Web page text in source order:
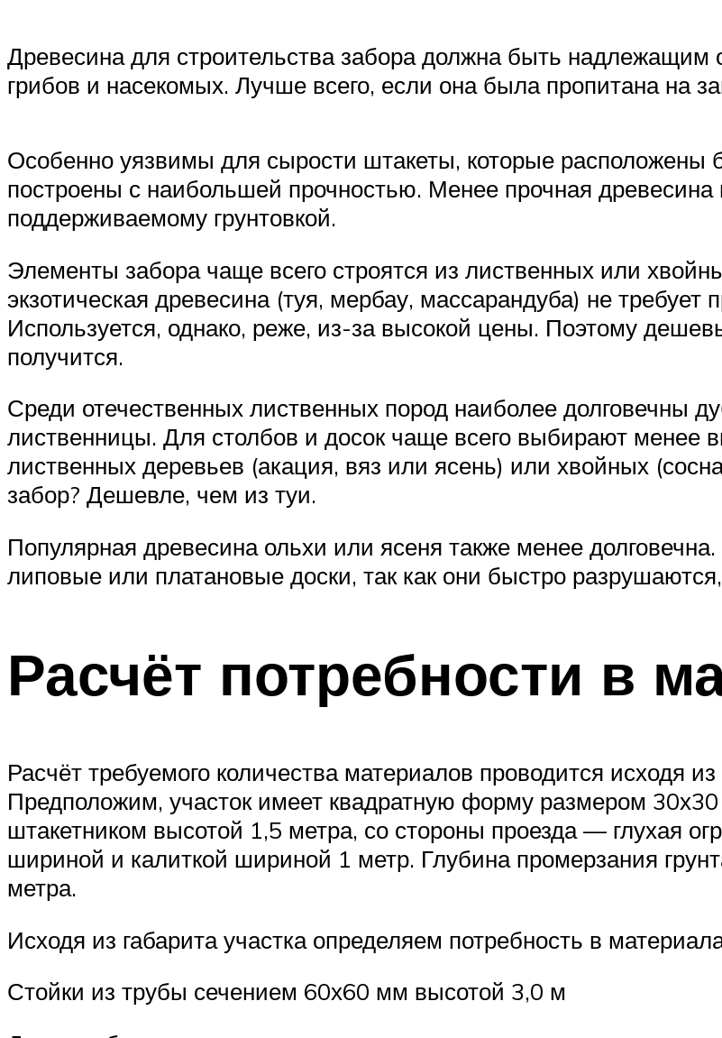
Древесина для строительства забора должна быть
грибов и насекомых. Лучше всего, если она была пропитана на
Особенно уязвимы для сырости штакеты, которые расположены
построены с наибольшей прочностью. Менее прочная
поддерживаемому грунтовкой.
Элементы забора чаще всего строятся из лиственных или
экзотическая древесина (туя, мербау, массарандуба) не
Используется, однако, реже, из-за высокой цены. Поэтому
получится.
Среди отечественных лиственных пород наиболее долговечны
лиственницы. Для столбов и досок чаще всего выбирают менее
лиственных деревьев (акация, вяз или ясень) или хвойных
забор? Дешевле, чем из туи.
Популярная древесина ольхи или ясеня также менее
липовые или платановые доски, так как они быстро
Расчёт потребности в
Расчёт требуемого количества материалов проводится исходя
Предположим, участок имеет квадратную форму размером 30х30
штакетником высотой 1,5 метра, со стороны проезда — глухая
шириной и калиткой шириной 1 метр. Глубина промерзания
метра.
Исходя из габарита участка определяем потребность в
Стойки из трубы сечением 60х60 мм высотой 3,0 м